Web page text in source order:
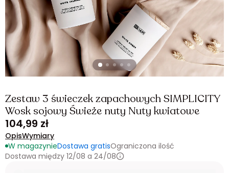
Zestaw 3 świeczek zapachowych SIMPLICITY
Wosk sojowy Świeże nuty Nuty kwiatowe
104,99 zł
OpisWymiary
W magazynieDostawa gratisOgraniczona ilość
Dostawa między 12/08 a 24/08